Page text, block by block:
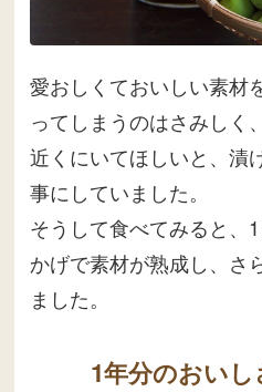
愛おしくておいしい素材
ってしまうのはさみしく
近くにいてほしいと、漬
事にしていました。
そうして食べてみると、
かげで素材が熟成し、さ
ました。
1年分のおい